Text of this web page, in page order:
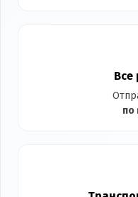
Все
по